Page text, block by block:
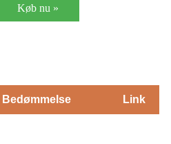
Køb nu »
Bedømmelse Link